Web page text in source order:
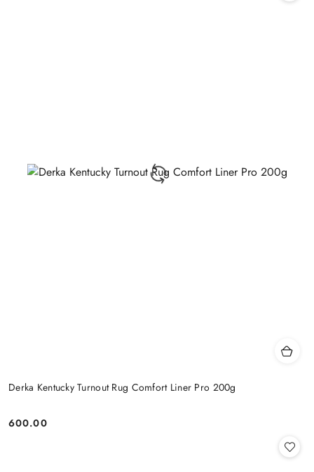
Derka Kentucky Turnout Rug Comfort Liner Pro 200g
Cena:
600.00